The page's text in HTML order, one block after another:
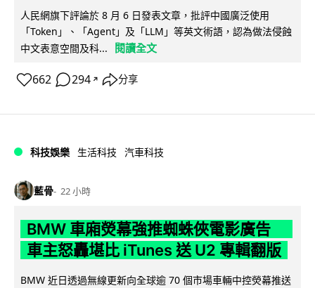
人民網旗下評論於 8 月 6 日發表文章，批評中國廣泛使用
「Token」、「Agent」及「LLM」等英文術語，認為做法侵蝕
中文表意空間及科...
閱讀全文
662 294 ↗ 分享
科技娛樂 生活科技 汽車科技
藍骨 22 小時
BMW 車廂熒幕強推蜘蛛俠電影廣告
車主怒轟堪比 iTunes 送 U2 專輯翻版
BMW 近日透過無線更新向全球逾 70 個市場車輛中控熒幕推送